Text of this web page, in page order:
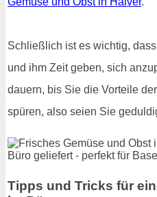
Schließlich ist es wichtig,
und ihm Zeit geben, sich
dauern, bis Sie die Vorteile
spüren, also seien Sie
Tipps und Tricks für